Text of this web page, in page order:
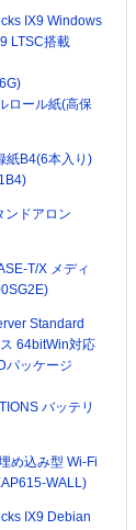
IX9 Windows
LTSC搭載
ロール紙(高保
紙B4(6本入り)
ンドアロン
T/X メディ
Standard
64bitWin対応
パッケージ
バッテリ
め込み型 Wi-Fi
WALL)
IX9 Debian